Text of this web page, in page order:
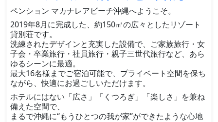
ペンション マカナレアビーチ沖縄へようこそ。
2019年8月に完成した、約150㎡の広々としたリゾート
貸別荘です。
洗練されたデザインと充実した設備で、ご家族旅行・女
子会・卒業旅行・社員旅行・親子三世代旅行など、あら
ゆるシーンに最適。
最大16名様までご宿泊可能で、プライベート空間を保ち
ながら、快適にお過ごしいただけます。
ホテルにはない「広さ」「くつろぎ」「楽しさ」を兼ね
備えた空間で、
まるで沖縄に“もうひとつの我が家”ができたような心地